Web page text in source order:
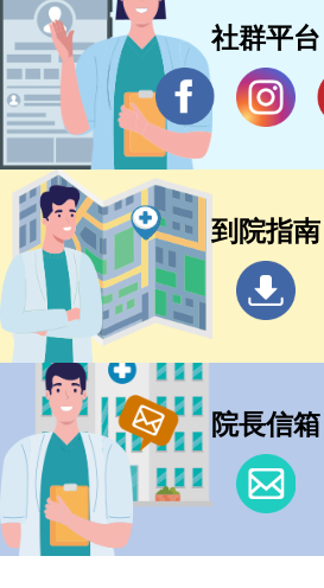
社群平台
到院指南
院長信箱